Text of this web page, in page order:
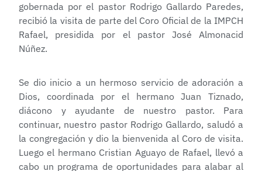
gobernada por el pastor Rodrigo Gallardo Paredes,
recibió la visita de parte del Coro Oficial de la IMPCH
Rafael, presidida por el pastor José Almonacid
Núñez.
Se dio inicio a un hermoso servicio de adoración a
Dios, coordinada por el hermano Juan Tiznado,
diácono y ayudante de nuestro pastor. Para
continuar, nuestro pastor Rodrigo Gallardo, saludó a
la congregación y dio la bienvenida al Coro de visita.
Luego el hermano Cristian Aguayo de Rafael, llevó a
cabo un programa de oportunidades para alabar al